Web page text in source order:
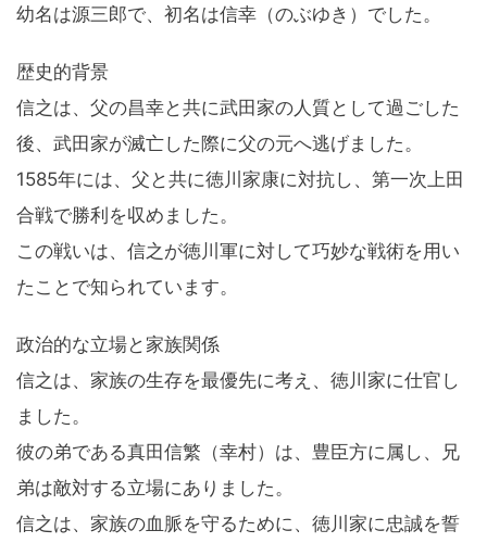
幼名は源三郎で、初名は信幸（のぶゆき）でした。
歴史的背景
信之は、父の昌幸と共に武田家の人質として過ごした
後、武田家が滅亡した際に父の元へ逃げました。
1585年には、父と共に徳川家康に対抗し、第一次上田
合戦で勝利を収めました。
この戦いは、信之が徳川軍に対して巧妙な戦術を用い
たことで知られています。
政治的な立場と家族関係
信之は、家族の生存を最優先に考え、徳川家に仕官し
ました。
彼の弟である真田信繁（幸村）は、豊臣方に属し、兄
弟は敵対する立場にありました。
信之は、家族の血脈を守るために、徳川家に忠誠を誓